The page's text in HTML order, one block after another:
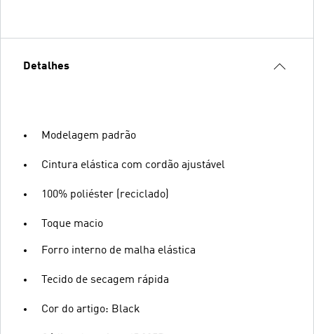
Detalhes
Modelagem padrão
Cintura elástica com cordão ajustável
100% poliéster (reciclado)
Toque macio
Forro interno de malha elástica
Tecido de secagem rápida
Cor do artigo: Black